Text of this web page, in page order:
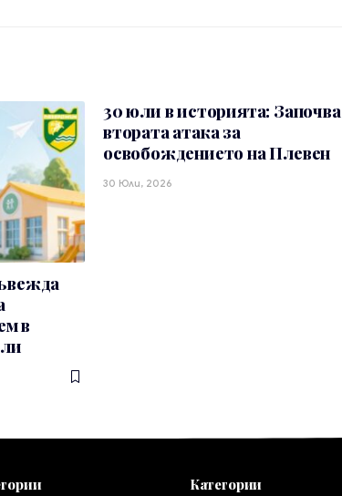
в
30 юли в историята: Започва
втората атака за
освобождението на Плевен
30 Юли, 2026
Категории